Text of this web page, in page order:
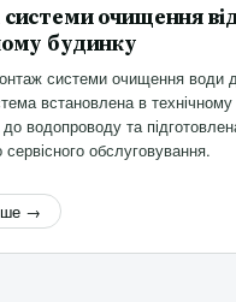
очищення від
будинку
системи очищення води
встановлена в
водопроводу та
обслуговування.
→